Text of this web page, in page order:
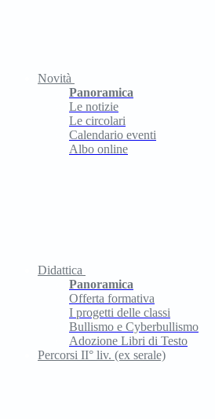
Novità
Panoramica
Le notizie
Le circolari
Calendario eventi
Albo online
Didattica
Panoramica
Offerta formativa
I progetti delle classi
Bullismo e Cyberbullismo
Adozione Libri di Testo
Percorsi II° liv. (ex serale)